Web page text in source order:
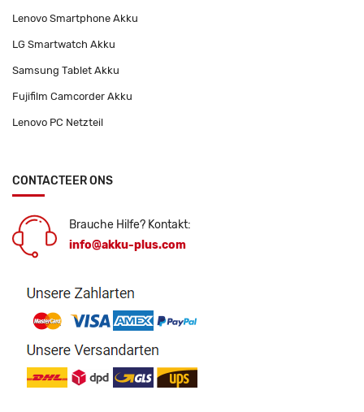
Lenovo Smartphone Akku
LG Smartwatch Akku
Samsung Tablet Akku
Fujifilm Camcorder Akku
Lenovo PC Netzteil
CONTACTEER ONS
Brauche Hilfe? Kontakt:
info@akku-plus.com